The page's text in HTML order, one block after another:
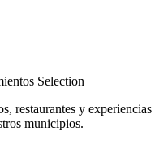
Selection
restaurantes y experiencias
municipios.